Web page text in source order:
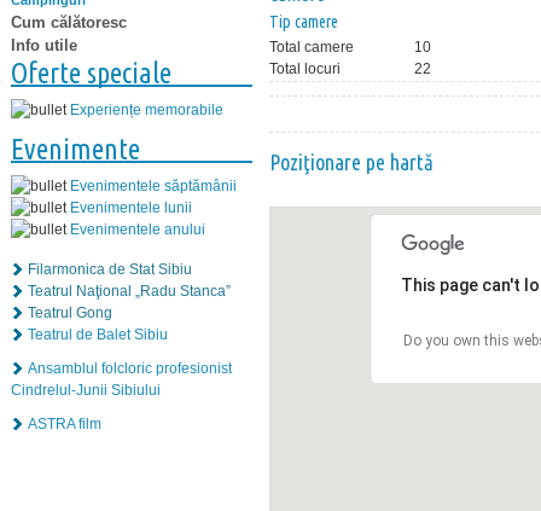
Cum călătoresc
Info utile
Oferte speciale
Experiențe memorabile
Evenimente
Evenimentele săptămânii
Evenimentele lunii
Evenimentele anului
Filarmonica de Stat Sibiu
Teatrul Naţional „Radu Stanca”
Teatrul Gong
Teatrul de Balet Sibiu
Ansamblul folcloric profesionist
Cindrelul-Junii Sibiului
ASTRA film
Tip camere
Total camere
10
Total locuri
22
Poziţionare pe hartă
This page can't
Do you own this